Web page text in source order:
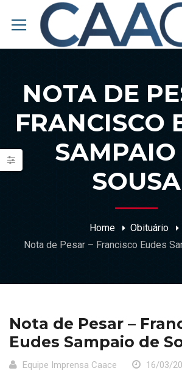
NOTA DE
FRANCISCO
SAMPAIO
SOUSA
Home
Obituário
Nota de Pesar – Francisco Eudes
Nota de Pesar –
Eudes Sampaio de
Equipe Imprensa Caace 16/03/